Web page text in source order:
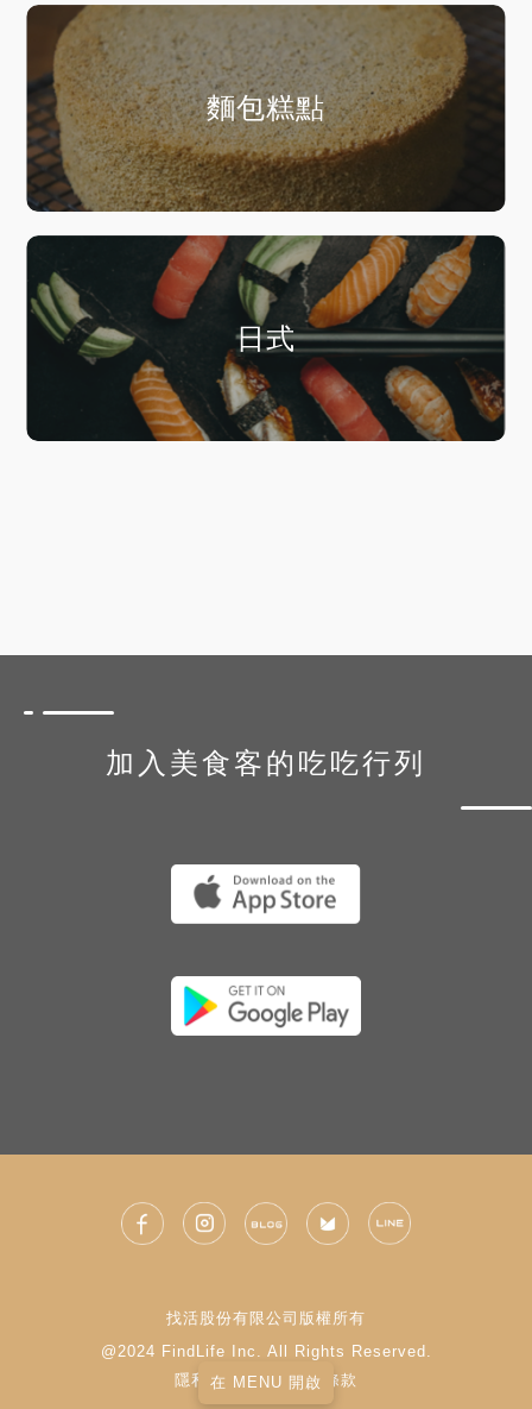
麵包糕點
日式
在 MENU 開啟
加入美食客的吃吃行列
找活股份有限公司版權所有
@2024 FindLife Inc. All Rights Reserved.
隱私權政策
| 使用條款